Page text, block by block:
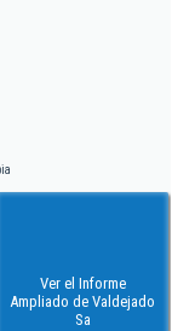
Ver el Informe
Ampliado de Valdejado
Sa